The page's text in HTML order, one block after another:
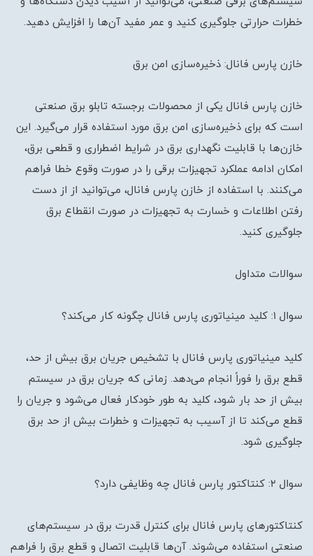
خطرات حرارتی جلوگیری کنید و عمر مفید آن‌ها را افزایش دهید.
خازن پارس فانال: ذخیره‌سازی امن برق
خازن پارس فانال یکی از محصولات برجسته تابلو برق صنعتی
است که برای ذخیره‌سازی امن برق مورد استفاده قرار می‌گیرد. این
خازن‌ها با قابلیت نگهداری برق در شرایط اضطراری و قطعی برق،
امکان ادامه عملکرد تجهیزات برقی را در صورت وقوع خطا فراهم
می‌کنند. با استفاده از خازن پارس فانال، می‌توانید از از دست
رفتن اطلاعات و خسارت به تجهیزات در صورت انقطاع برق
جلوگیری کنید.
سوالات متداول
سوال ۱: کلید مینیاتوری پارس فانال چگونه کار می‌کند؟
کلید مینیاتوری پارس فانال با تشخیص جریان برق بیش از حد،
قطع برق را فوراً انجام می‌دهد. زمانی که جریان برق در سیستم
بیش از حد بار شود، کلید به طور خودکار فعال می‌شود و جریان را
قطع می‌کند تا از آسیب به تجهیزات و خطرات بیش از حد برق
جلوگیری شود.
سوال ۲: کنتاکتور پارس فانال چه وظایفی دارد؟
کنتاکتورهای پارس فانال برای کنترل قدرت برق در سیستم‌های
صنعتی استفاده می‌شوند. آن‌ها قابلیت اتصال و قطع برق را فراهم